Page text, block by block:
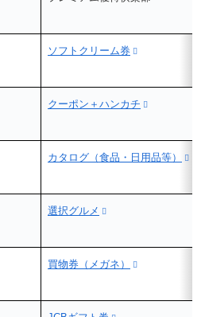
ソフトクリーム券
クーポン＋ハンカチ
カタログ（食品・日用品等）
選択グルメ
買物券（メガネ）